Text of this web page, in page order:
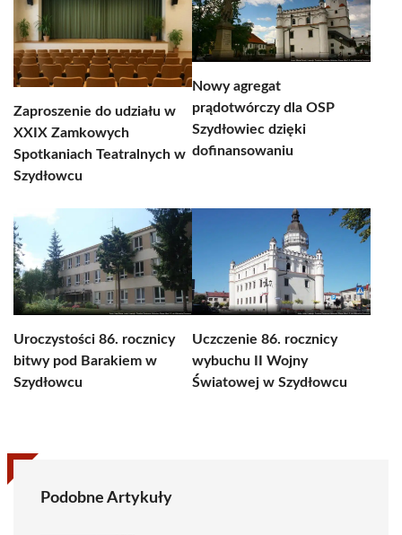
Zaproszenie do udziału w
XXIX Zamkowych
Spotkaniach Teatralnych w
Szydłowcu
Nowy agregat
prądotwórczy dla OSP
Szydłowiec dzięki
dofinansowaniu
Uroczystości 86. rocznicy
bitwy pod Barakiem w
Szydłowcu
Uczczenie 86. rocznicy
wybuchu II Wojny
Światowej w Szydłowcu
Podobne Artykuły